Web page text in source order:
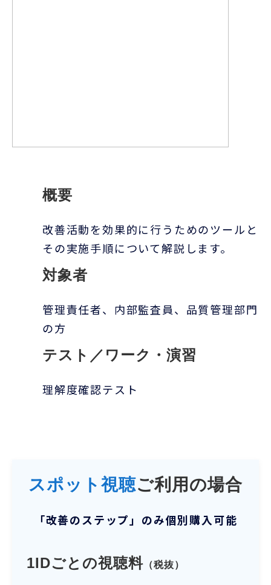
概要
改善活動を効果的に行うためのツールと
その実施手順について解説します。
対象者
管理責任者、内部監査員、品質管理部門
の方
テスト／ワーク・演習
理解度確認テスト
スポット視聴ご利用の場合
「改善のステップ 」のみ個別購入可能
1IDごとの視聴料 （税抜）